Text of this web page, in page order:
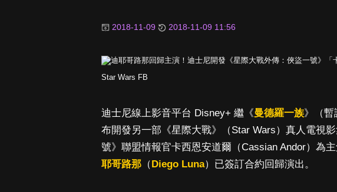
2018-11-09 2018-11-09 11:56
Star Wars FB
迪士尼線上影音平台 Disney+ 繼《曼德羅一族》（暫
布開發另一部《星際大戰》（Star Wars）真人電視
號》聯盟情報官卡西恩安道爾（Cassian Andor）為
耶哥路那 （Diego Luna）已簽訂合約回歸演出。